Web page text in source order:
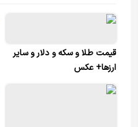
قیمت طلا و سکه و دلار و سایر
ارزها+ عکس